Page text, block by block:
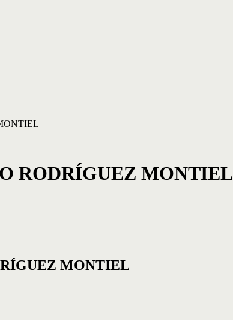
RODRÍGUEZ MONTIEL
MONTIEL